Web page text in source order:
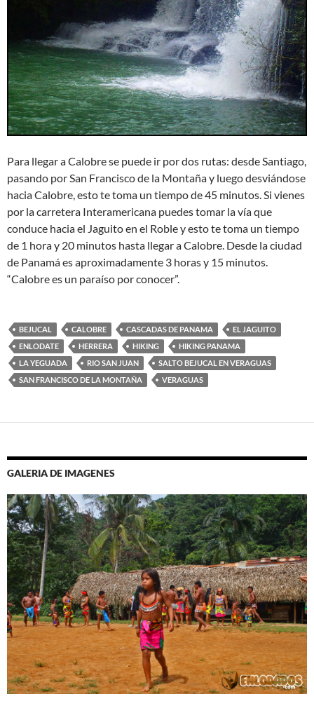
Para llegar a Calobre se puede ir por dos rutas: desde Santiago,
pasando por San Francisco de la Montaña y luego desviándose
hacia Calobre, esto te toma un tiempo de 45 minutos. Si vienes
por la carretera Interamericana puedes tomar la ví­a que
conduce hacia el Jaguito en el Roble y esto te toma un tiempo
de 1 hora y 20 minutos hasta llegar a Calobre. Desde la ciudad
de Panamá es aproximadamente 3 horas y 15 minutos.
“Calobre es un paraíso por conocer”.
BEJUCAL CALOBRE CASCADAS DE PANAMA
EL JAGUITO
ENLODATE
HERRERA HIKING
HIKING PANAMA
LA YEGUADA
RIO SAN JUAN
SALTO BEJUCAL EN VERAGUAS
SAN FRANCISCO DE LA MONTAÑA
VERAGUAS
GALERIA DE IMAGENES